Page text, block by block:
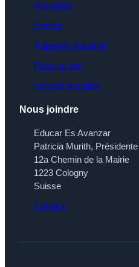
Actualités
Presse
Rapports d’activité
Faire un don
Devenir membre
Nous joindre
Educar Es Avanzar
Patricia Murith, Présidente
12a Chemin de la Mairie
1223 Cologny
Suisse
Contact